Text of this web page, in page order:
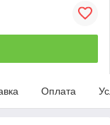
Оплата